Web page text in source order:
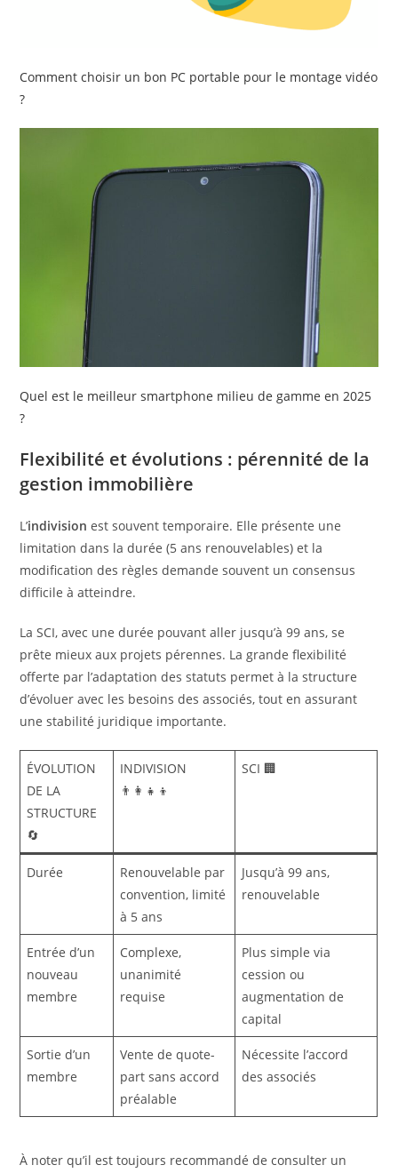
Comment choisir un bon PC portable pour le montage vidéo
?
Quel est le meilleur smartphone milieu de gamme en 2025
?
Flexibilité et évolutions : pérennité de la
gestion immobilière
L’indivision est souvent temporaire. Elle présente une
limitation dans la durée (5 ans renouvelables) et la
modification des règles demande souvent un consensus
difficile à atteindre.
La SCI, avec une durée pouvant aller jusqu’à 99 ans, se
prête mieux aux projets pérennes. La grande flexibilité
offerte par l’adaptation des statuts permet à la structure
d’évoluer avec les besoins des associés, tout en assurant
une stabilité juridique importante.
ÉVOLUTION
DE LA
STRUCTURE
🔄
INDIVISION
👨‍👩‍👧‍👦
SCI 🏢
Durée
Renouvelable par
convention, limité
à 5 ans
Jusqu’à 99 ans,
renouvelable
Entrée d’un
nouveau
membre
Complexe,
unanimité
requise
Plus simple via
cession ou
augmentation de
capital
Sortie d’un
membre
Vente de quote-
part sans accord
préalable
Nécessite l’accord
des associés
À noter qu’il est toujours recommandé de consulter un